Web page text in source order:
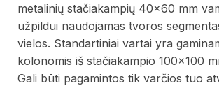
metalinių stačiakampių 40×60 mm
užpildui naudojamas tvoros
vielos. Standartiniai vartai yra
kolonomis iš stačiakampio 100×100
Gali būti pagamintos tik varčios tuo